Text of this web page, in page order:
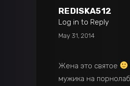
REDISKA512
Log in to Reply
May 31, 2014
Жена это святое
мужика на